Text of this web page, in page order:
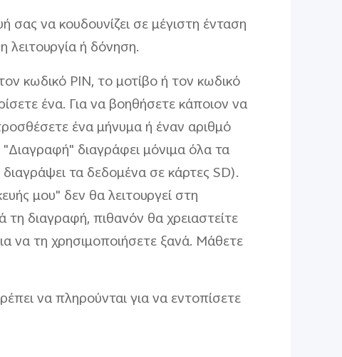
να κουδουνίζει σε μέγιστη ένταση
λειτουργία ή δόνηση.
κωδικό PIN, το μοτίβο ή τον κωδικό
ένα. Για να βοηθήσετε κάποιον να
ένα μήνυμα ή έναν αριθμό
διαγράφει μόνιμα όλα τα
τα δεδομένα σε κάρτες SD).
μου" δεν θα λειτουργεί στη
διαγραφή, πιθανόν θα χρειαστείτε
να τη χρησιμοποιήσετε ξανά. Μάθετε
να πληρούνται για να εντοπίσετε